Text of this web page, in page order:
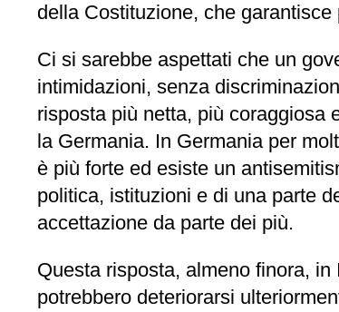
della Costituzione, che
Ci si sarebbe aspettati che un
intimidazioni, senza
risposta più netta, più coraggiosa
la Germania. In Germania per
è più forte ed esiste un
politica, istituzioni e di una parte
accettazione da parte dei più.
Questa risposta, almeno finora,
potrebbero deteriorarsi